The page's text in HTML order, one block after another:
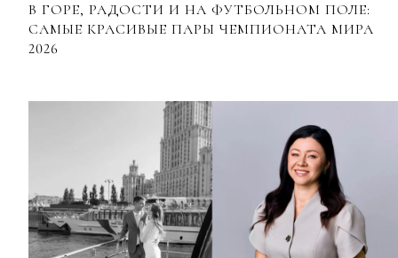
В ГОРЕ, РАДОСТИ И НА ФУТБОЛЬНОМ ПОЛЕ:
САМЫЕ КРАСИВЫЕ ПАРЫ ЧЕМПИОНАТА МИРА
2026